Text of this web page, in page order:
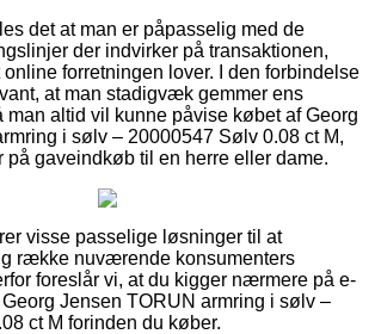
det at man er påpasselig med de
der indvirker på transaktionen,
online forretningen lover. I den forbindelse
at man stadigvæk gemmer ens
man altid vil kunne påvise købet af Georg
i sølv – 20000547 Sølv 0.08 ct M,
på gaveindkøb til en herre eller dame.
visse passelige løsninger til at
række nuværende konsumenters
foreslår vi, at du kigger nærmere på e-
Jensen TORUN armring i sølv –
ct M forinden du køber.